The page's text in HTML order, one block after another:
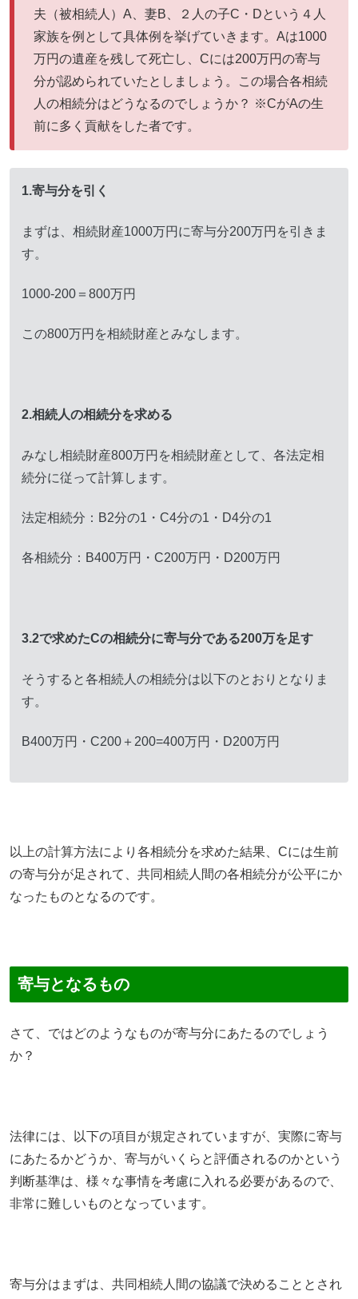
夫（被相続人）A、妻B、２人の子C・Dという４人
家族を例として具体例を挙げていきます。Aは1000
万円の遺産を残して死亡し、Cには200万円の寄与
分が認められていたとしましょう。この場合各相続
人の相続分はどうなるのでしょうか？ ※CがAの生
前に多く貢献をした者です。
1.寄与分を引く
まずは、相続財産1000万円に寄与分200万円を引きま
す。
1000-200＝800万円
この800万円を相続財産とみなします。
2.相続人の相続分を求める
みなし相続財産800万円を相続財産として、各法定相
続分に従って計算します。
法定相続分：B2分の1・C4分の1・D4分の1
各相続分：B400万円・C200万円・D200万円
3.2で求めたCの相続分に寄与分である200万を足す
そうすると各相続人の相続分は以下のとおりとなりま
す。
B400万円・C200＋200=400万円・D200万円
以上の計算方法により各相続分を求めた結果、Cには生前
の寄与分が足されて、共同相続人間の各相続分が公平にか
なったものとなるのです。
寄与となるもの
さて、ではどのようなものが寄与分にあたるのでしょう
か？
法律には、以下の項目が規定されていますが、実際に寄与
にあたるかどうか、寄与がいくらと評価されるのかという
判断基準は、様々な事情を考慮に入れる必要があるので、
非常に難しいものとなっています。
寄与分はまずは、共同相続人間の協議で決めることとされ